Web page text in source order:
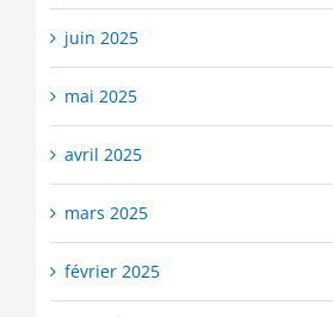
juin 2025
mai 2025
avril 2025
mars 2025
février 2025